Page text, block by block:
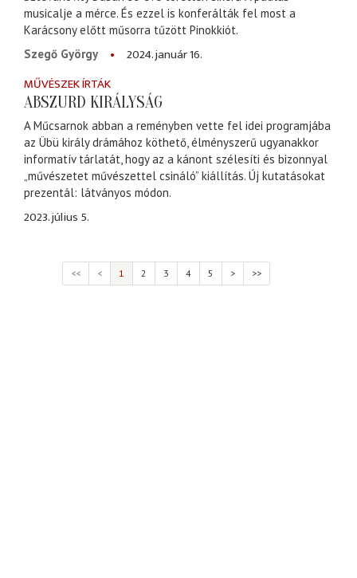
musicalje a mérce. És ezzel is konferálták fel most a
Karácsony előtt műsorra tűzött Pinokkiót.
Szegő György
2024. január 16.
MŰVÉSZEK ÍRTÁK
ABSZURD KIRÁLYSÁG
A Műcsarnok abban a reményben vette fel idei programjába
az Übü király drámához köthető, élményszerű ugyanakkor
informatív tárlatát, hogy az a kánont szélesíti és bizonnyal
„művészetet művészettel csináló” kiállítás. Új kutatásokat
prezentál: látványos módon.
2023. július 5.
<< < 1 2 3 4 5 > >>